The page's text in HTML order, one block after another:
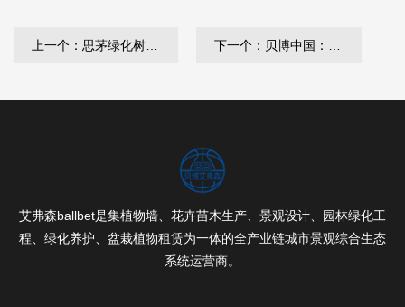
艾弗森ballbet是集植物墙、花卉苗木生产、景观设计、园林绿化工
程、绿化养护、盆栽植物租赁为一体的全产业链城市景观综合生态
系统运营商。